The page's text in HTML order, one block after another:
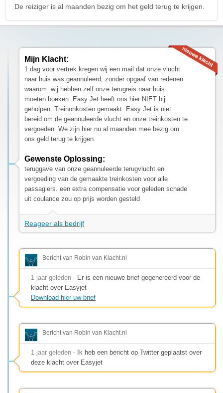
De reiziger is al maanden bezig om het geld terug te krijgen.
Mijn Klacht:
1 dag voor vertrek kregen wij een mail dat onze vlucht
naar huis was geannuleerd, zonder opgaaf van redenen
waarom. wij hebben zelf onze terugreis naar huis
moeten boeken. Easy Jet heeft ons hier NIET bij
geholpen. Treinonkosten gemaakt. Easy Jet is niet
bereid om de geannuleerde vlucht en onze treinkosten te
vergoeden. We zijn hier nu al maanden mee bezig om
ons geld terug te krijgen.
Gewenste Oplossing:
teruggave van onze geannuleerde terugvlucht en
vergoeding van de gemaakte treinkosten voor alle
passagiers. een extra compensatie voor geleden schade
uit coulance zou op prijs worden gesteld
Reageer als bedrijf
Bericht van Robin van Klacht.nl
1 jaar geleden - Er is een nieuwe brief gegenereerd voor de
klacht over Easyjet
Download hier uw brief
Bericht van Robin van Klacht.nl
1 jaar geleden - Ik heb een bericht op Twitter geplaatst over
deze klacht over Easyjet